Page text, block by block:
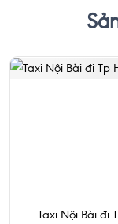
Taxi Nội Bài đi